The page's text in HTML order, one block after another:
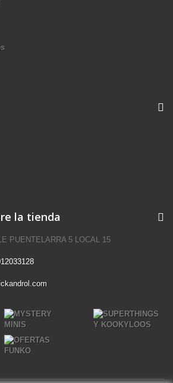
la tienda
PUENTELARRA 5 LOCAL 15